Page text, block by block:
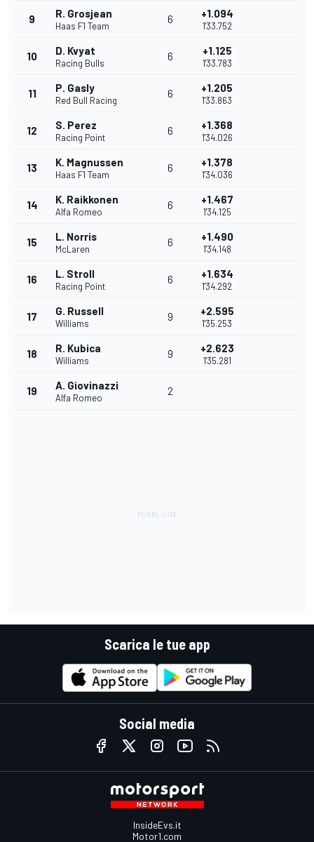
9 R. Grosjean
Haas F1 Team
6 +1.094
1'33.752
10 D. Kvyat
Racing Bulls
6 +1.125
1'33.783
11 P. Gasly
Red Bull Racing
6 +1.205
1'33.863
12 S. Perez
Racing Point
6 +1.368
1'34.026
13 K. Magnussen
Haas F1 Team
6 +1.378
1'34.036
14 K. Raikkonen
Alfa Romeo
6 +1.467
1'34.125
15 L. Norris
McLaren
6 +1.490
1'34.148
16 L. Stroll
Racing Point
6 +1.634
1'34.292
17 G. Russell
Williams
9 +2.595
1'35.253
18 R. Kubica
Williams
9 +2.623
1'35.281
19 A. Giovinazzi
Alfa Romeo
2
Scarica le tue app
Social media
InsideEvs.it
Motor1.com